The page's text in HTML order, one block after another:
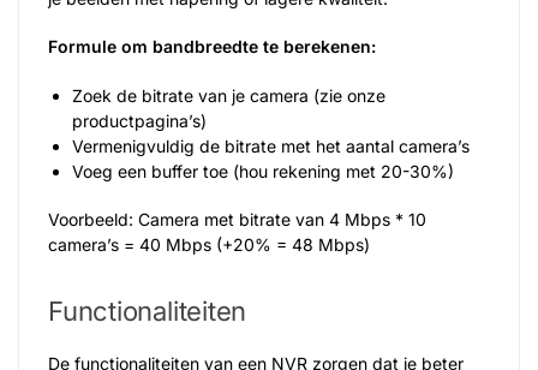
Formule om bandbreedte te berekenen:
Zoek de bitrate van je camera (zie onze
productpagina’s)
Vermenigvuldig de bitrate met het aantal camera’s
Voeg een buffer toe (hou rekening met 20-30%)
Voorbeeld: Camera met bitrate van 4 Mbps * 10
camera’s = 40 Mbps (+20% = 48 Mbps)
Functionaliteiten
De functionaliteiten van een NVR zorgen dat je beter